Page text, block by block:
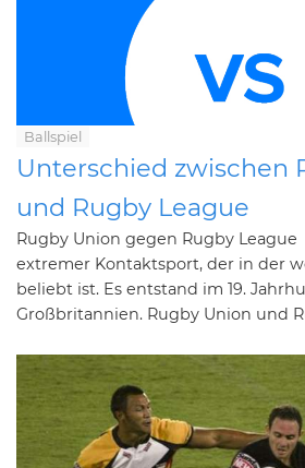
Ballspiel
Unterschied zwischen
und Rugby League
Rugby Union gegen Rugby
extremer Kontaktsport, der in der
beliebt ist. Es entstand im 19.
Großbritannien. Rugby Union und